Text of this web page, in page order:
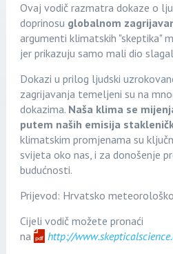
Ovaj vodič razmatra dokaze o
doprinosu globalnom
argumenti klimatskih "skeptika"
jer prikazuju samo mali dio
Dokazi u prilog ljudski
zagrijavanja temeljeni su na
dokazima. Naša klima se
putem naših emisija
klimatskim promjenama su
svijeta oko nas, i za donošenje
budućnosti.
Prijevod: Hrvatsko
Cijeli vodič možete pronaći
na
http://